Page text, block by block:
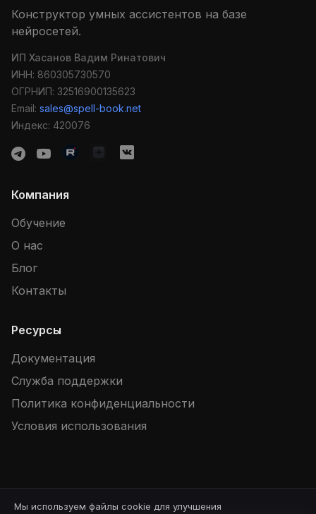
Мы используем файлы cookie для улучшения
Конструктор умных ассистентов на базе
нейросетей.
ИП Хасанов Вадим Ринатович
ИНН: 860305730570
ОГРНИП: 32516900135623
Email: sales@spell-book.net
Индекс: 420076
Компания
Обучение
О нас
Блог
Контакты
Ресурсы
Документация
Служба поддержки
Политика конфиденциальности
Условия использования